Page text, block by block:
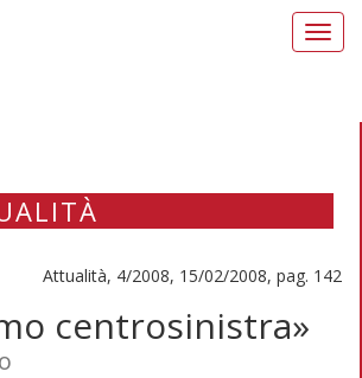
Attualità, 4/2008, 15/02/2008, pag. 142
centrosinistra»